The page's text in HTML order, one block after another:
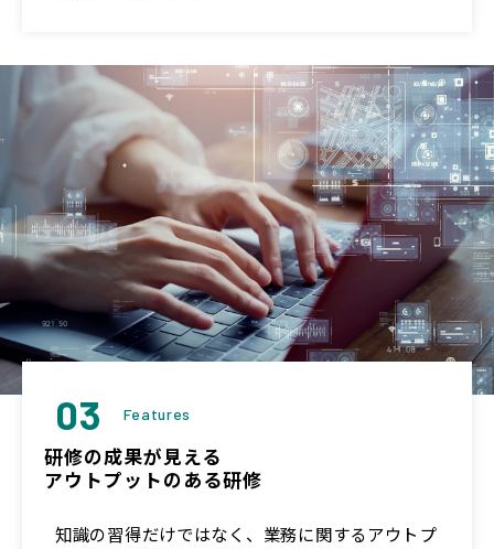
03 Features
研修の成果が見える
アウトプットのある研修
知識の習得だけではなく、業務に関するアウトプ